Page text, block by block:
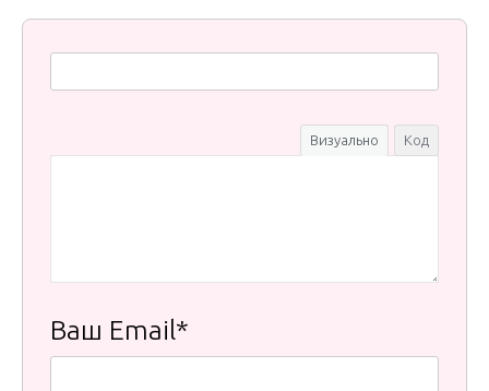
Визуально Код
Ваш Email*